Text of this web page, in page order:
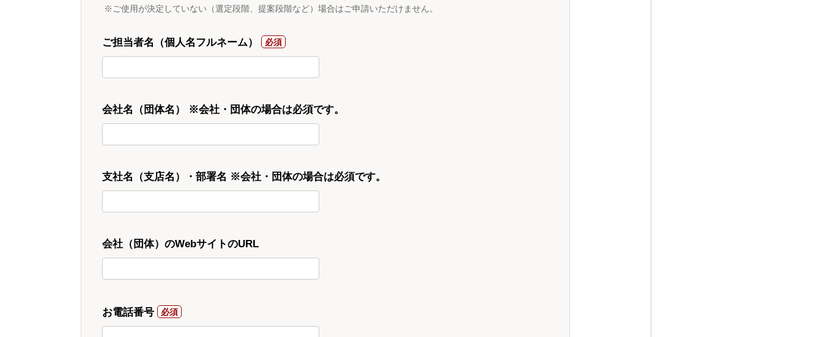
※ご使用が決定していない（選定段階、提案段階など）場合はご申請いただけません。
ご担当者名（個人名フルネーム）
会社名（団体名） ※会社・団体の場合は必須です。
支社名（支店名）・部署名 ※会社・団体の場合は必須です。
会社（団体）のWebサイトのURL
お電話番号